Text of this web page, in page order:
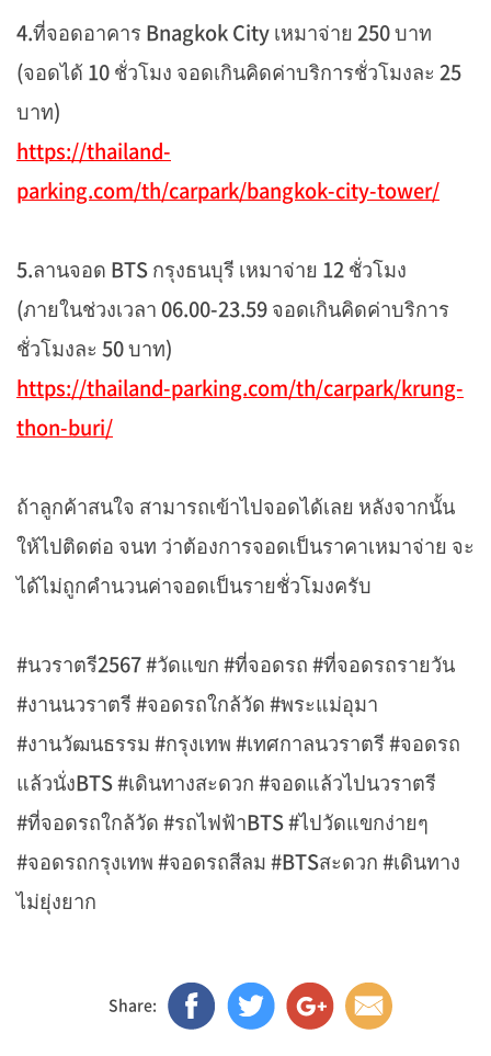
4.ที่จอดอาคาร Bnagkok City เหมาจ่าย 250 บาท
(จอดได้ 10 ชั่วโมง จอดเกินคิดค่าบริการชั่วโมงละ 25
บาท)
https://thailand-
parking.com/th/carpark/bangkok-city-tower/
5.ลานจอด BTS กรุงธนบุรี เหมาจ่าย 12 ชั่วโมง
(ภายในช่วงเวลา 06.00-23.59 จอดเกินคิดค่าบริการ
ชั่วโมงละ 50 บาท)
https://thailand-parking.com/th/carpark/krung-
thon-buri/
ถ้าลูกค้าสนใจ สามารถเข้าไปจอดได้เลย หลังจากนั้น
ให้ไปติดต่อ จนท ว่าต้องการจอดเป็นราคาเหมาจ่าย จะ
ได้ไม่ถูกคำนวนค่าจอดเป็นรายชั่วโมงครับ
#นวราตรี2567 #วัดแขก #ที่จอดรถ #ที่จอดรถรายวัน
#งานนวราตรี #จอดรถใกล้วัด #พระแม่อุมา
#งานวัฒนธรรม #กรุงเทพ #เทศกาลนวราตรี #จอดรถ
แล้วนั่งBTS #เดินทางสะดวก #จอดแล้วไปนวราตรี
#ที่จอดรถใกล้วัด #รถไฟฟ้าBTS #ไปวัดแขกง่ายๆ
#จอดรถกรุงเทพ #จอดรถสีลม #BTSสะดวก #เดินทาง
ไม่ยุ่งยาก
Share: